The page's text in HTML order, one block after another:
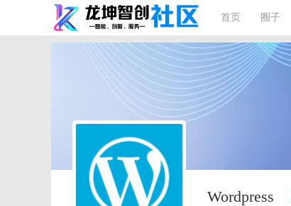
首页 圈子
Wordpress